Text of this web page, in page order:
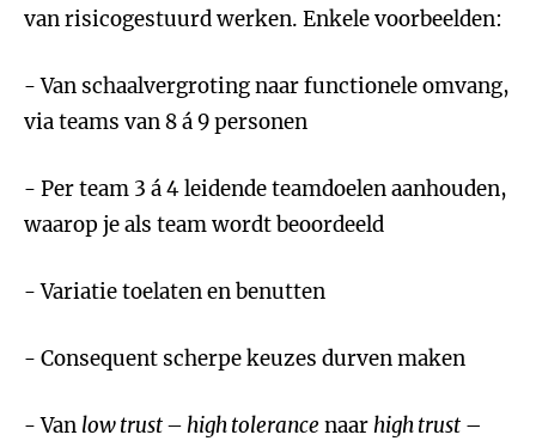
van risicogestuurd werken. Enkele voorbeelden:
- Van schaalvergroting naar functionele omvang,
via teams van 8 á 9 personen
- Per team 3 á 4 leidende teamdoelen aanhouden,
waarop je als team wordt beoordeeld
- Variatie toelaten en benutten
- Consequent scherpe keuzes durven maken
- Van low trust – high tolerance naarhigh trust –